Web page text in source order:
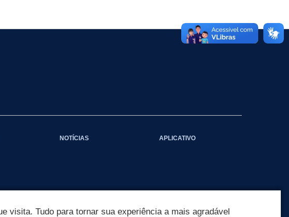
NOTÍCIAS APLICATIVO
visita. Tudo para tornar sua experiência a mais agradável